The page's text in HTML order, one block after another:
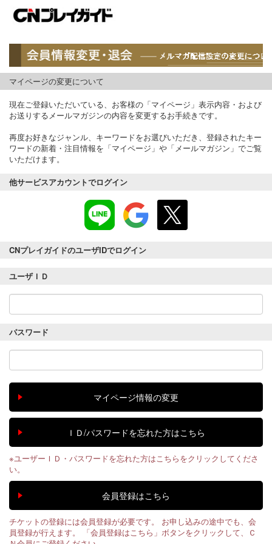
マイページの変更について
現在ご登録いただいている、お客様の「マイページ」表示内容・および
お送りするメールマガジンの内容を変更するお手続きです。
再度お好きなジャンル、キーワードをお選びいただき、登録されたキー
ワードの新着・注目情報を「マイページ」や「メールマガジン」でご覧
いただけます。
他サービスアカウントでログイン
CNプレイガイドのユーザIDでログイン
ユーザＩＤ
パスワード
※ユーザーＩＤ・パスワードを忘れた方はこちらをクリックしてくださ
い。
チケットの登録には会員登録が必要です。 お申し込みの途中でも、会
員登録が行えます。 「会員登録はこちら」ボタンをクリックして、Ｃ